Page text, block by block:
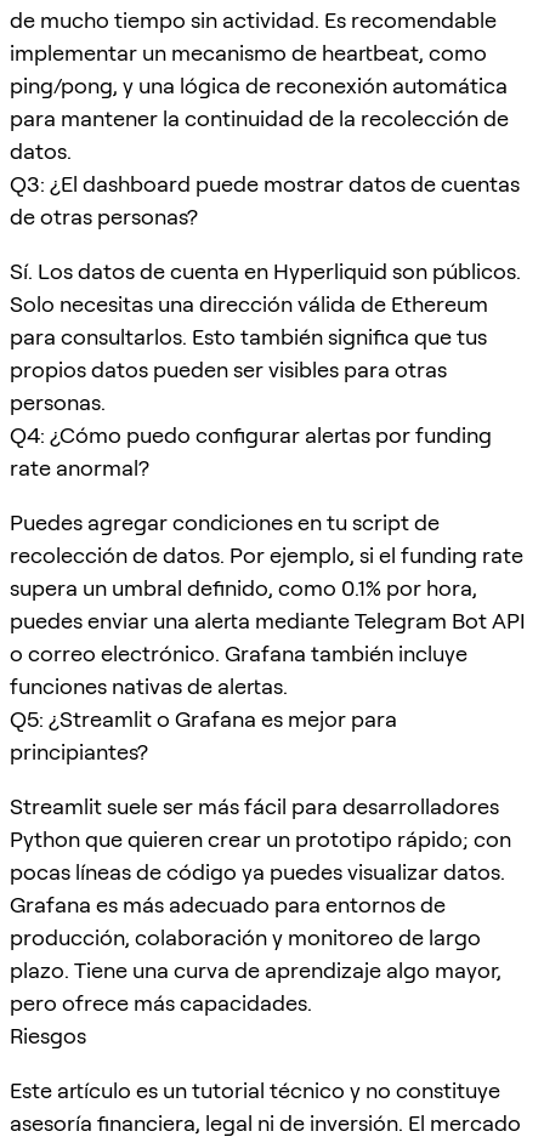
de mucho tiempo sin actividad. Es recomendable
implementar un mecanismo de heartbeat, como
ping/pong, y una lógica de reconexión automática
para mantener la continuidad de la recolección de
datos.
Q3: ¿El dashboard puede mostrar datos de cuentas
de otras personas?
Sí. Los datos de cuenta en Hyperliquid son públicos.
Solo necesitas una dirección válida de Ethereum
para consultarlos. Esto también significa que tus
propios datos pueden ser visibles para otras
personas.
Q4: ¿Cómo puedo configurar alertas por funding
rate anormal?
Puedes agregar condiciones en tu script de
recolección de datos. Por ejemplo, si el funding rate
supera un umbral definido, como 0.1% por hora,
puedes enviar una alerta mediante Telegram Bot API
o correo electrónico. Grafana también incluye
funciones nativas de alertas.
Q5: ¿Streamlit o Grafana es mejor para
principiantes?
Streamlit suele ser más fácil para desarrolladores
Python que quieren crear un prototipo rápido; con
pocas líneas de código ya puedes visualizar datos.
Grafana es más adecuado para entornos de
producción, colaboración y monitoreo de largo
plazo. Tiene una curva de aprendizaje algo mayor,
pero ofrece más capacidades.
Riesgos
Este artículo es un tutorial técnico y no constituye
asesoría financiera, legal ni de inversión. El mercado